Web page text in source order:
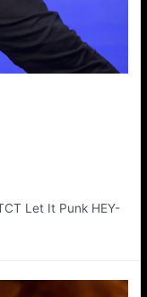
Let It Punk HEY-